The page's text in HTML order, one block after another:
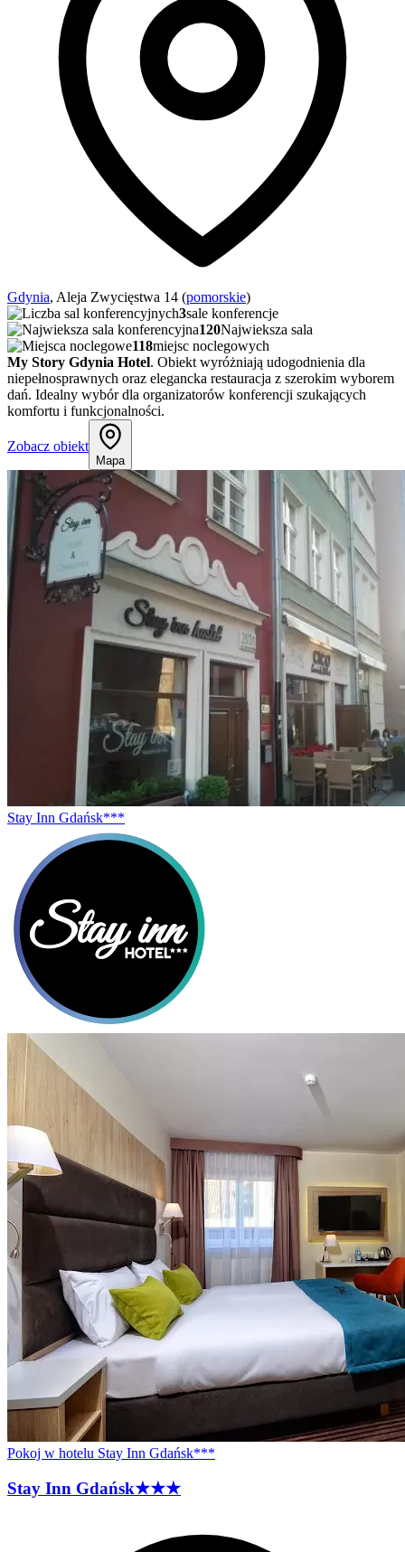
Gdynia, Aleja Zwycięstwa 14 (pomorskie)
3sale konferencje
120Najwieksza sala
118miejsc noclegowych
My Story Gdynia Hotel. Obiekt wyróżniają udogodnienia dla
niepełnosprawnych oraz elegancka restauracja z szerokim wyborem
dań. Idealny wybór dla organizatorów konferencji szukających
komfortu i funkcjonalności.
Zobacz obiekt
Mapa
Stay Inn Gdańsk***
Pokoj w hotelu Stay Inn Gdańsk***
Stay Inn Gdańsk★★★